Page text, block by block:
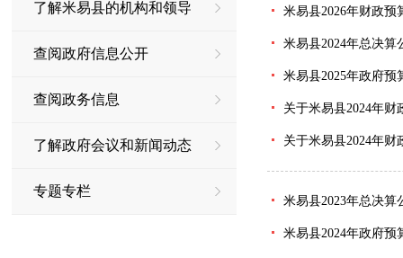
了解米易县的机构和领导
查阅政府信息公开
查阅政务信息
了解政府会议和新闻动态
专题专栏
米易县2026年财政预
米易县2024年总决算
米易县2025年政府预
关于米易县2024年
关于米易县2024年
米易县2023年总决算
米易县2024年政府预